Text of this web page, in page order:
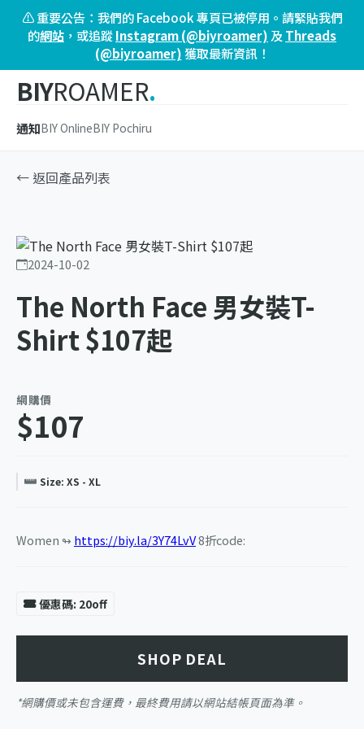
⚠️ 重要公告：我們的 Facebook 專頁已被停用。請緊貼我們
的網站 ，或追蹤Instagram (@biyroamer) 及 Threads
(@biyroamer)獲取最新資訊！
BIYROAMER.
通知BIY OnlineBIY Pochiru
← 返回產品列表
2024-10-02
The North Face 男女裝T-
Shirt $107起
網購價
$107
Size: XS - XL
Women ↬ https://biy.la/3Y74LvV8折code:
優惠碼: 20off
SHOP DEAL
*網購價或未包含運費，最終費用請以網站結帳頁面為準。